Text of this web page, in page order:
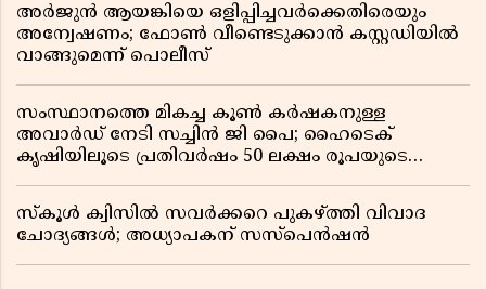
അർജുൻ ആയങ്കിയെ ഒളിപ്പിച്ചവർക്കെതിരെയും
അന്വേഷണം; ഫോൺ വീണ്ടെടുക്കാൻ കസ്റ്റഡിയിൽ
വാങ്ങുമെന്ന് പൊലീസ്
സംസ്ഥാനത്തെ മികച്ച കൂൺ കർഷകനുള്ള
അവാർഡ് നേടി സച്ചിൻ ജി പൈ; ഹൈടെക്
കൃഷിയിലൂടെ പ്രതിവർഷം 50 ലക്ഷം രൂപയുടെ
സ്കൂൾ ക്വിസിൽ സവർക്കറെ പുകഴ്ത്തി വിവാദ
ചോദ്യങ്ങൾ; അധ്യാപകന് സസ്പെൻഷൻ